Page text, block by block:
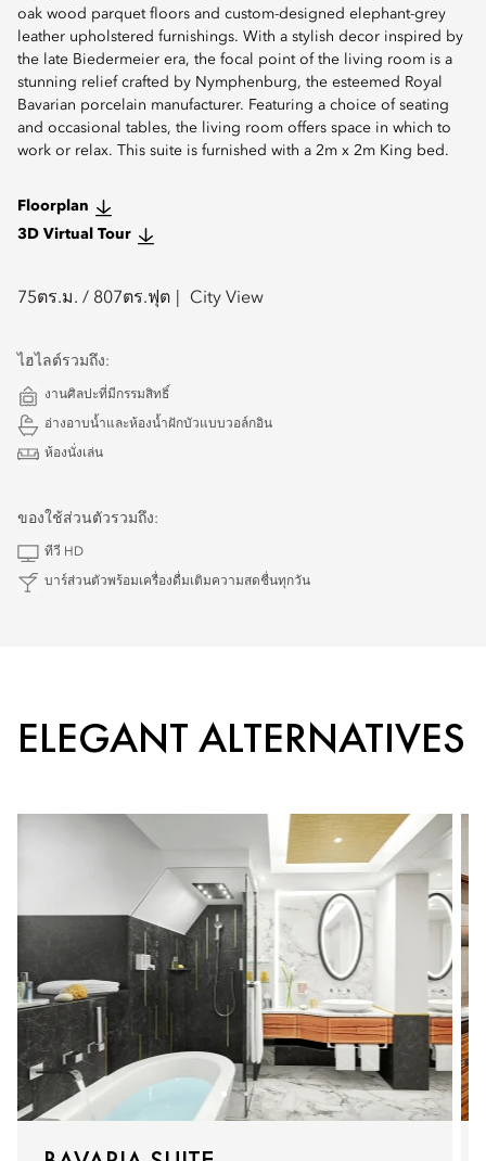
oak wood parquet floors and custom-designed elephant-grey
leather upholstered furnishings. With a stylish decor inspired by
the late Biedermeier era, the focal point of the living room is a
stunning relief crafted by Nymphenburg, the esteemed Royal
Bavarian porcelain manufacturer. Featuring a choice of seating
and occasional tables, the living room offers space in which to
work or relax. This suite is furnished with a 2m x 2m King bed.
Floorplan
3D Virtual Tour
75ตร.ม. / 807ตร.ฟุต City View
ไฮไลต์รวมถึง:
งานศิลปะที่มีกรรมสิทธิ์
อ่างอาบน้ำและห้องน้ำฝักบัวแบบวอล์กอิน
ห้องนั่งเล่น
ของใช้ส่วนตัวรวมถึง:
ทีวี HD
บาร์ส่วนตัวพร้อมเครื่องดื่มเติมความสดชื่นทุกวัน
ELEGANT ALTERNATIVES